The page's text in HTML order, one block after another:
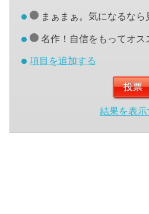
まぁまぁ。気になるなら
名作！自信をもってオス
項目を追加する
結果を表示